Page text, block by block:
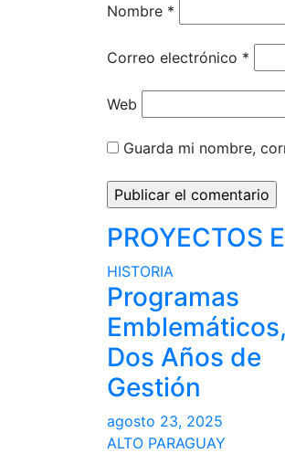
Nombre *
Correo electrónico *
Web
Guarda mi nombre,
PROYECTOS
HISTORIA
Programas
Emblemáticos,
Dos Años de
Gestión
agosto 23, 2025
ALTO PARAGUAY